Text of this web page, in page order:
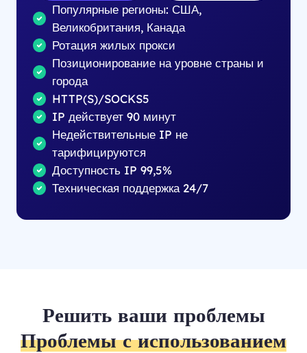
Популярные регионы: США,
Великобритания, Канада
Ротация жилых прокси
Позиционирование на уровне страны и
города
HTTP(S)/SOCKS5
IP действует 90 минут
Недействительные IP не
тарифицируются
Доступность IP 99,5%
Техническая поддержка 24/7
Решить ваши проблемы
Проблемы с использованием